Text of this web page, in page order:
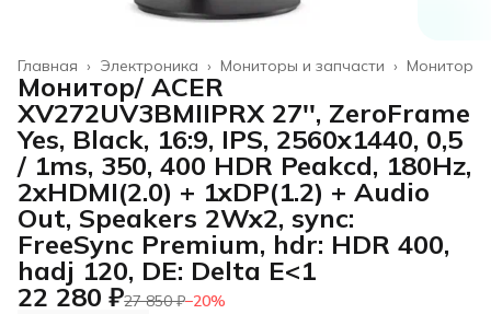
Монитор
Мониторы и запчасти ›
Электроника ›
Главная ›
Монитор/ ACER
XV272UV3BMIIPRX 27'', ZeroFrame
Yes, Black, 16:9, IPS, 2560x1440, 0,5
/ 1ms, 350, 400 HDR Peakcd, 180Hz,
2xHDMI(2.0) + 1xDP(1.2) + Audio
Out, Speakers 2Wx2, sync:
FreeSync Premium, hdr: HDR 400,
hadj 120, DE: Delta E<1
22 280 ₽27 850 ₽−20%